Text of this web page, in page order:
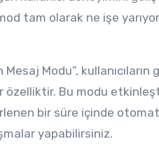
tam olarak ne işe
Mesaj Modu”,
özelliktir. Bu modu
bir süre içinde
yapabilirsiniz.